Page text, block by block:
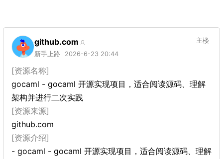
github.com
新手上路 2026-6-23 20:44
主楼
[资源名称]
gocaml - gocaml 开源实现项目，适合阅读源码、理解
架构并进行二次实践
[资源来源]
github.com
[资源介绍]
- gocaml - gocaml 开源实现项目，适合阅读源码、理解